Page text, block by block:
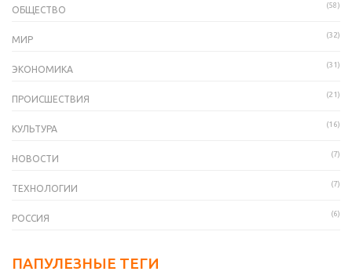
ОБЩЕСТВО (58)
МИР (32)
ЭКОНОМИКА (31)
ПРОИСШЕСТВИЯ (21)
КУЛЬТУРА (16)
НОВОСТИ (7)
ТЕХНОЛОГИИ (7)
РОССИЯ (6)
ПАПУЛЕЗНЫЕ ТЕГИ